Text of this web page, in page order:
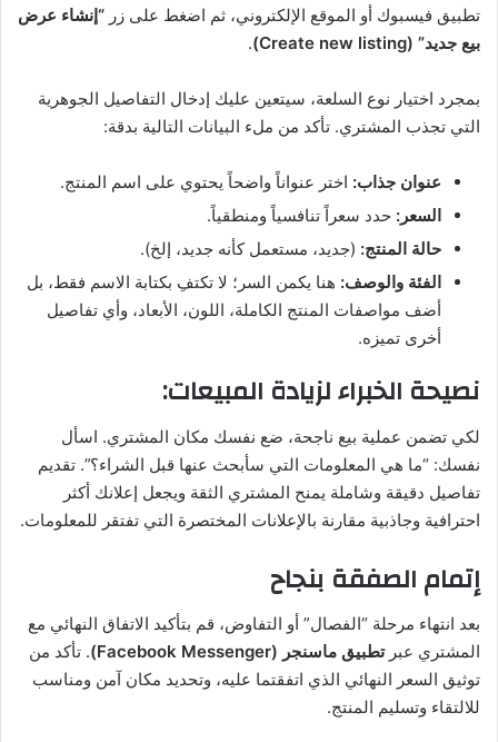
تطبيق فيسبوك أو الموقع الإلكتروني، ثم اضغط على زر “إنشاء عرض
بيع جديد” (Create new listing)
.
بمجرد اختيار نوع السلعة، سيتعين عليك إدخال التفاصيل الجوهرية
التي تجذب المشتري. تأكد من ملء البيانات التالية بدقة:
عنوان جذاب: اختر عنواناً واضحاً يحتوي على اسم المنتج.
السعر: حدد سعراً تنافسياً ومنطقياً.
حالة المنتج: (جديد، مستعمل كأنه جديد، إلخ).
الفئة والوصف: هنا يكمن السر؛ لا تكتفِ بكتابة الاسم فقط، بل
أضف مواصفات المنتج الكاملة، اللون، الأبعاد، وأي تفاصيل
أخرى تميزه.
نصيحة الخبراء لزيادة المبيعات:
لكي تضمن عملية بيع ناجحة، ضع نفسك مكان المشتري. اسأل
نفسك: “ما هي المعلومات التي سأبحث عنها قبل الشراء؟”. تقديم
تفاصيل دقيقة وشاملة يمنح المشتري الثقة ويجعل إعلانك أكثر
احترافية وجاذبية مقارنة بالإعلانات المختصرة التي تفتقر للمعلومات.
إتمام الصفقة بنجاح
بعد انتهاء مرحلة “الفصال” أو التفاوض، قم بتأكيد الاتفاق النهائي مع
المشتري عبرتطبيق ماسنجر (Facebook Messenger)
. تأكد من
توثيق السعر النهائي الذي اتفقتما عليه، وتحديد مكان آمن ومناسب
للالتقاء وتسليم المنتج.